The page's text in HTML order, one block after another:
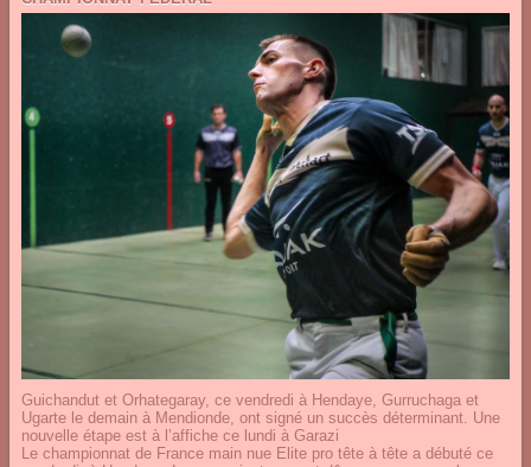
Guichandut et Orhategaray, ce vendredi à Hendaye, Gurruchaga et
Ugarte le demain à Mendionde, ont signé un succès déterminant. Une
nouvelle étape est à l’affiche ce lundi à Garazi
Le championnat de France main nue Elite pro tête à tête a débuté ce